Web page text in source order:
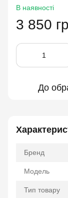
В наявності
3 850
До
Бренд
Модель
Тип товару